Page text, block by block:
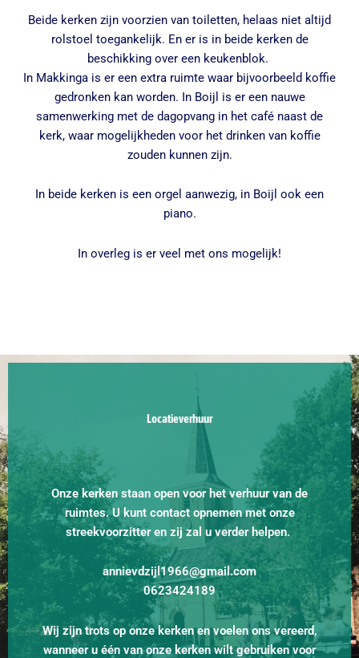
Beide kerken zijn voorzien van toiletten, helaas niet altijd
rolstoel toegankelijk. En er is in beide kerken de
beschikking over een keukenblok.
In Makkinga is er een extra ruimte waar bijvoorbeeld koffie
gedronken kan worden. In Boijl is er een nauwe
samenwerking met de dagopvang in het café naast de
kerk, waar mogelijkheden voor het drinken van koffie
zouden kunnen zijn.
In beide kerken is een orgel aanwezig, in Boijl ook een
piano.
In overleg is er veel met ons mogelijk!
Locatieverhuur
Onze kerken staan open voor het verhuur van de
ruimtes. U kunt contact opnemen met onze
streekvoorzitter en zij zal u verder helpen.
annievdzijl1966@gmail.com
0623424189
Wij zijn trots op onze kerken en voelen ons vereerd,
wanneer u één van onze kerken wilt gebruiken voor